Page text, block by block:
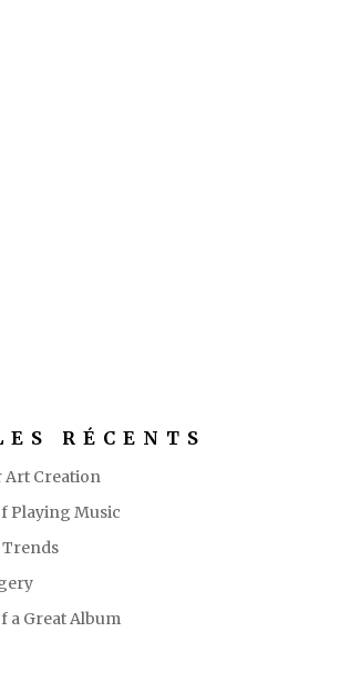
RÉCENTS
Creation
Playing Music
Trends
a Great Album